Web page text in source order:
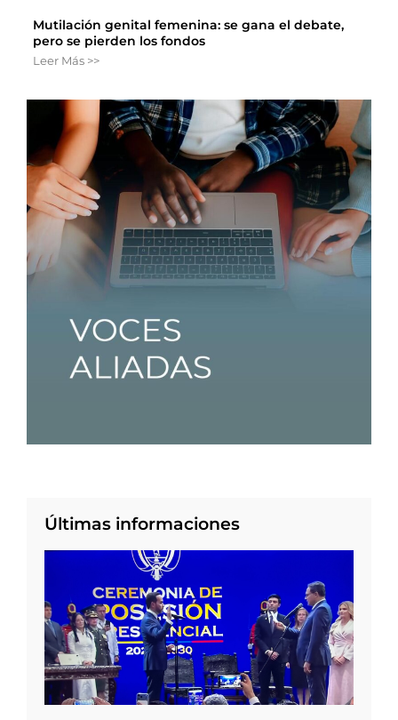
Mutilación genital femenina: se gana el debate,
pero se pierden los fondos
Leer Más >>
Últimas informaciones